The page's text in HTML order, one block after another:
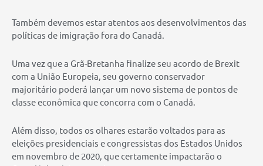
Também devemos estar atentos aos desenvolvimentos das
políticas de imigração fora do Canadá.
Uma vez que a Grã-Bretanha finalize seu acordo de Brexit
com a União Europeia, seu governo conservador
majoritário poderá lançar um novo sistema de pontos de
classe econômica que concorra com o Canadá.
Além disso, todos os olhares estarão voltados para as
eleições presidenciais e congressistas dos Estados Unidos
em novembro de 2020, que certamente impactarão o